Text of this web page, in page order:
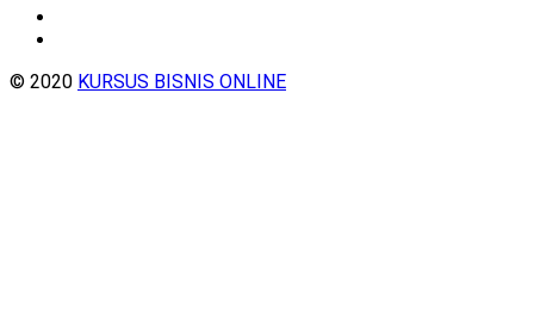
© 2020 KURSUS BISNIS ONLINE